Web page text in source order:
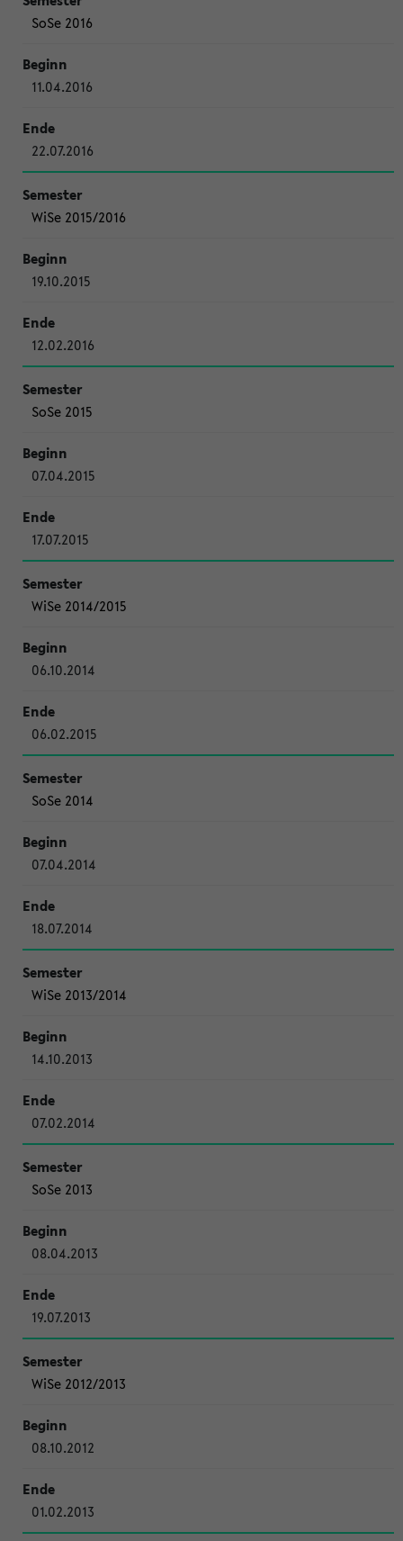
SoSe 2016
11.04.2016
22.07.2016
WiSe 2015/2016
19.10.2015
12.02.2016
SoSe 2015
07.04.2015
17.07.2015
WiSe 2014/2015
06.10.2014
06.02.2015
SoSe 2014
07.04.2014
18.07.2014
WiSe 2013/2014
14.10.2013
07.02.2014
SoSe 2013
08.04.2013
19.07.2013
WiSe 2012/2013
08.10.2012
01.02.2013